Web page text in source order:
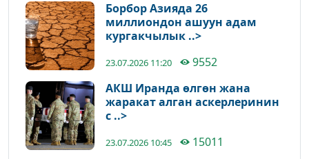
Борбор Азияда 26
миллиондон ашуун адам
кургакчылык ..>
23.07.2026 11:20
9552
АКШ Иранда өлгөн жана
жаракат алган аскерлеринин
с ..>
23.07.2026 10:45
15011